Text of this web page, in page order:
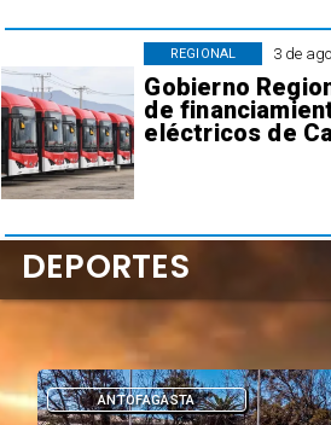
3 de
Gobierno
de
eléctricos de
REGIONAL
ANTOFAGASTA
DEPORTES